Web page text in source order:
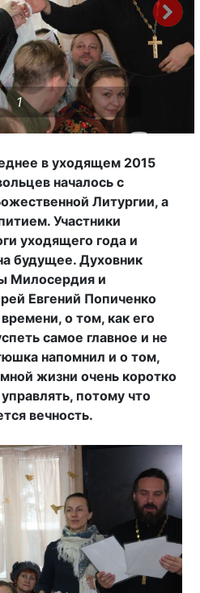
1
в уходящем 2015
началось с
Литургии, а
Участники
уходящего года и
будущее. Духовник
Милосердия и
Евгений Попиченко
о том, как его
самое главное и не
напомнил и о том,
жизни очень коротко
потому что
вечность.